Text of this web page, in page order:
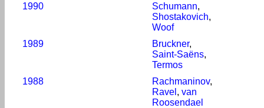
1990
Schumann,
Shostakovich,
Woof
1989
Bruckner,
Saint-Saëns,
Termos
1988
Rachmaninov,
Ravel , van
Roosendael